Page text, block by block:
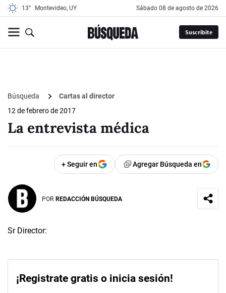
13° Montevideo, UY sábado 08 de agosto de 2026
Suscribite
Búsqueda
Cartas al director
12 de febrero de 2017
La entrevista médica
+ Seguir en Agregar Búsqueda en
POR REDACCIÓN BÚSQUEDA
Sr Director:
¡Registrate gratis o inicia sesión!